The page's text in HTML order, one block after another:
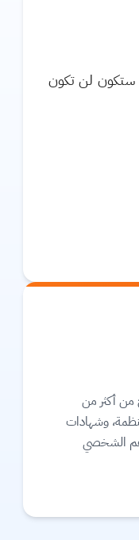
ستكون لن تكون
من أكثر من
منظمة، وشهادات
الشخصي